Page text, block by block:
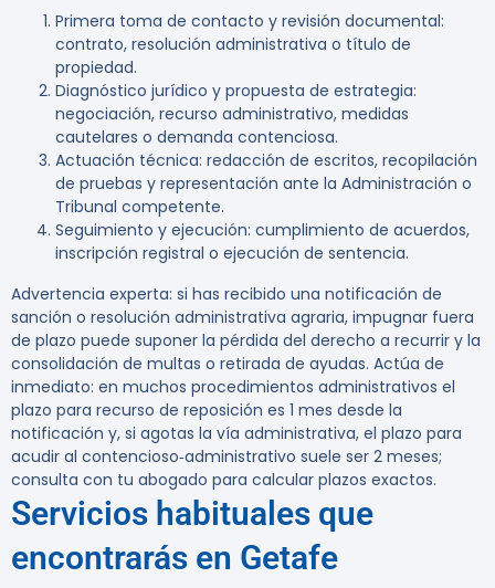
Primera toma de contacto y revisión documental:
contrato, resolución administrativa o título de
propiedad.
Diagnóstico jurídico y propuesta de estrategia:
negociación, recurso administrativo, medidas
cautelares o demanda contenciosa.
Actuación técnica: redacción de escritos, recopilación
de pruebas y representación ante la Administración o
Tribunal competente.
Seguimiento y ejecución: cumplimiento de acuerdos,
inscripción registral o ejecución de sentencia.
Advertencia experta: si has recibido una notificación de
sanción o resolución administrativa agraria, impugnar fuera
de plazo puede suponer la pérdida del derecho a recurrir y la
consolidación de multas o retirada de ayudas. Actúa de
inmediato: en muchos procedimientos administrativos el
plazo para recurso de reposición es 1 mes desde la
notificación y, si agotas la vía administrativa, el plazo para
acudir al contencioso‑administrativo suele ser 2 meses;
consulta con tu abogado para calcular plazos exactos.
Servicios habituales que
encontrarás en Getafe